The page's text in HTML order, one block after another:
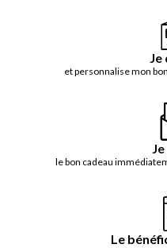
Je
et personnalise mon
le bon cadeau
Le